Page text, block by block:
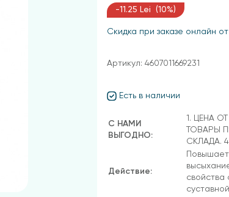
-11.25 Lei (10%)
Скидка при заказе онлайн
Есть в наличии
С НАМИ
ВЫГОДНО:
1. ЦЕНА
ТОВАРЫ
СКЛАДА.
Действие:
свойства
Артикул: 4607011669231